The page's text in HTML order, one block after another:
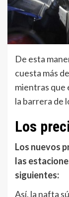
De esta
cuesta más
mientras que
la barrera de
Los
Los nuevos
las
siguientes:
Así, la nafta